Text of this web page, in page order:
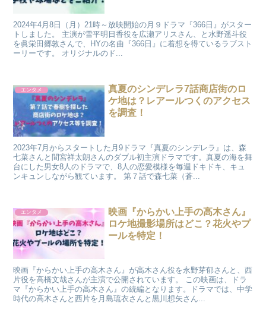
2024年4月8日（月）21時～放映開始の月９ドラマ『366日』がスター
トしました。 主演が雪平明日香役を広瀬アリスさん、と水野遥斗役
を眞栄田郷敦さんで、HYの名曲『366日』に着想を得ているラブスト
ーリーです。 オリジナルのド...
エンタメ
真夏のシンデレラ7話商店街のロ
ケ地は？レアールつくのアクセス
を調査！
2023年7月からスタートした月9ドラマ『真夏のシンデレラ』は、森
七菜さんと間宮祥太朗さんのダブル初主演ドラマです。真夏の海を舞
台にした男女8人のドラマで、8人の恋愛模様を毎週ドキドキ、キュ
ンキュンしながら観ています。 第７話で森七菜（蒼...
エンタメ
映画『からかい上手の高木さん』
ロケ地撮影場所はどこ？花火やプ
ールを特定！
映画『からかい上手の高木さん』が高木さん役を永野芽郁さんと、西
片役を高橋文哉さんが主演で公開されています。 この映画は、ドラ
マ『からかい上手の高木さん』の続編となります。ドラマでは、中学
時代の高木さんと西片を月島琉衣さんと黒川想矢さん...